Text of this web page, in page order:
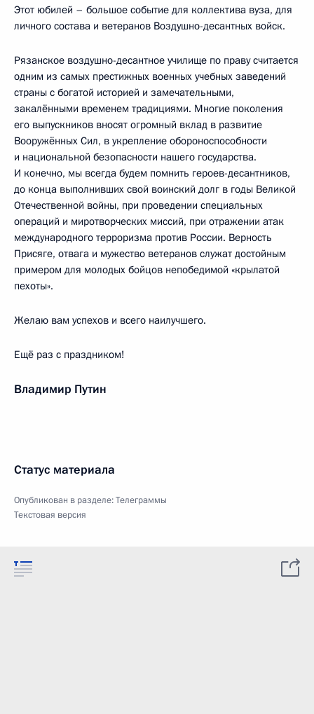
Этот юбилей – большое событие для коллектива вуза, для
личного состава и ветеранов Воздушно-десантных войск.
Рязанское воздушно-десантное училище по праву считается
одним из самых престижных военных учебных заведений
страны с богатой историей и замечательными,
закалёнными временем традициями. Многие поколения
его выпускников вносят огромный вклад в развитие
Вооружённых Сил, в укрепление обороноспособности
и национальной безопасности нашего государства.
И конечно, мы всегда будем помнить героев-десантников,
до конца выполнивших свой воинский долг в годы Великой
Отечественной войны, при проведении специальных
операций и миротворческих миссий, при отражении атак
международного терроризма против России. Верность
Присяге, отвага и мужество ветеранов служат достойным
примером для молодых бойцов непобедимой «крылатой
пехоты».
Желаю вам успехов и всего наилучшего.
Ещё раз с праздником!
Владимир Путин
Статус материала
Опубликован в разделе:Телеграммы
Текстовая версия